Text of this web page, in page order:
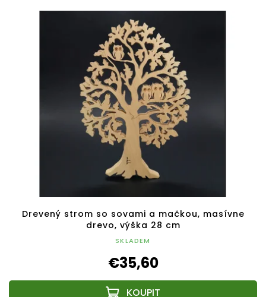
Drevený strom so sovami a mačkou, masívne
drevo, výška 28 cm
SKLADEM
€35,60